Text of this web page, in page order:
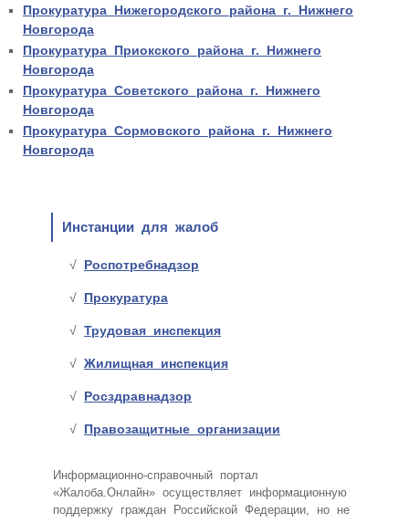
Прокуратура Нижегородского района г. Нижнего
Новгорода
Прокуратура Приокского района г. Нижнего
Новгорода
Прокуратура Советского района г. Нижнего
Новгорода
Прокуратура Сормовского района г. Нижнего
Новгорода
Инстанции для жалоб
Роспотребнадзор
Прокуратура
Трудовая инспекция
Жилищная инспекция
Росздравнадзор
Правозащитные организации
Информационно-справочный портал
«Жалоба.Онлайн» осуществляет информационную
поддержку граждан Российской Федерации, но не